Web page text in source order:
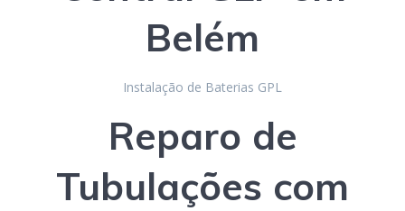
Belém
Instalação de Baterias GPL
Reparo de
Tubulações com